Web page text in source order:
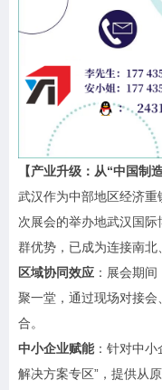
【产业升级：从“中国制
武汉作为中部地区经济
次展会的举办地武汉国
群优势，已成为连接南北
区域协同效应 ：展会期
聚一堂，通过现场对接
合。
中小企业赋能：针对中小
解决方案专区”，提供从